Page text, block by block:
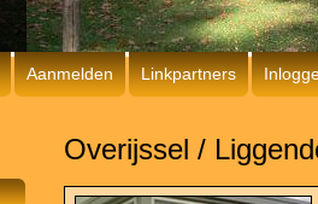
Aanmelden Linkpartners
Overijssel /